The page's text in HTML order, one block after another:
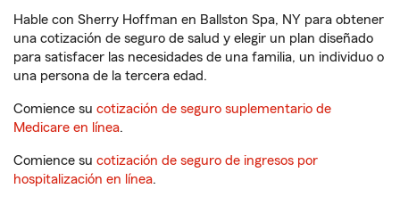
Hable con Sherry Hoffman en Ballston Spa, NY para obtener
una cotización de seguro de salud y elegir un plan diseñado
para satisfacer las necesidades de una familia, un individuo o
una persona de la tercera edad.
Comience su cotización de seguro suplementario de
Medicare en línea.
Comience su cotización de seguro de ingresos por
hospitalización en línea.